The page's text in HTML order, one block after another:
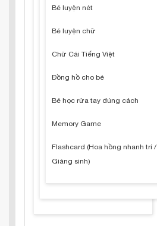
Bé luyện nét
Bé luyện chữ
Chữ Cái Tiếng Việt
Đồng hồ cho bé
Bé học rửa tay đúng cách
Memory Game
Flashcard (Hoa hồng nhanh trí /
Giáng sinh)